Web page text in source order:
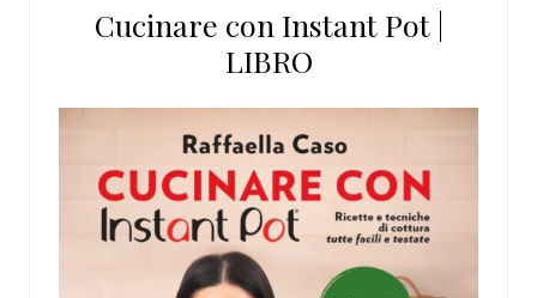
Cucinare con Instant Pot |
LIBRO